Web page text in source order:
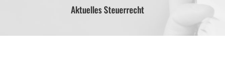
Aktuelles Steuerrecht